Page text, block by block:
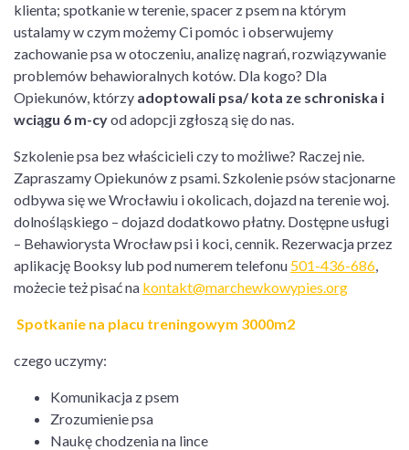
klienta; spotkanie w terenie, spacer z psem na którym
ustalamy w czym możemy Ci pomóc i obserwujemy
zachowanie psa w otoczeniu, analizę nagrań, rozwiązywanie
problemów behawioralnych kotów. Dla kogo? Dla
Opiekunów, którzy adoptowali psa/ kota ze schroniska i
wciągu 6 m-cyod adopcji zgłoszą się do nas.
Szkolenie psa bez właścicieli czy to możliwe? Raczej nie.
Zapraszamy Opiekunów z psami. Szkolenie psów stacjonarne
odbywa się we Wrocławiu i okolicach, dojazd na terenie woj.
dolnośląskiego – dojazd dodatkowo płatny. Dostępne usługi
– Behawiorysta Wrocław psi i koci, cennik. Rezerwacja przez
aplikację Booksy lub pod numerem telefonu 501-436-686,
możecie też pisać na kontakt@marchewkowypies.org
Spotkanie na placu treningowym 3000m2
czego uczymy:
Komunikacja z psem
Zrozumienie psa
Naukę chodzenia na lince